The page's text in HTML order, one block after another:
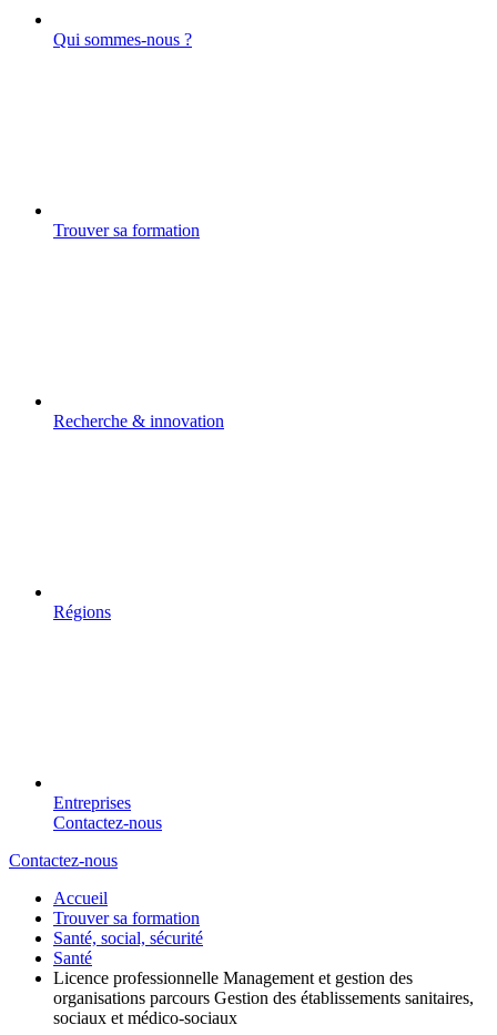
Qui sommes-nous ?
Trouver sa formation
Recherche & innovation
Régions
Entreprises
Contactez-nous
Contactez-nous
Accueil
Trouver sa formation
Santé, social, sécurité
Santé
Licence professionnelle Management et gestion des
organisations parcours Gestion des établissements sanitaires,
sociaux et médico-sociaux